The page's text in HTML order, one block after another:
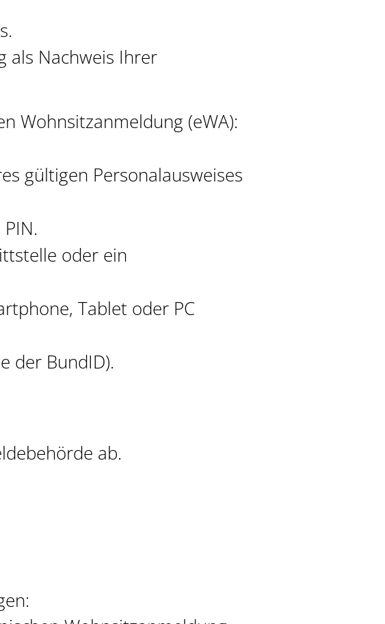
als Nachweis Ihrer
Wohnsitzanmeldung (eWA):
gültigen Personalausweises
oder ein
Tablet oder PC
der BundID).
ab.